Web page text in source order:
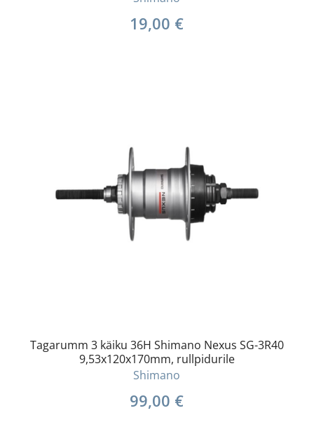
19,00 €
Tagarumm 3 käiku 36H Shimano Nexus SG-3R40
9,53x120x170mm, rullpidurile
Shimano
99,00 €